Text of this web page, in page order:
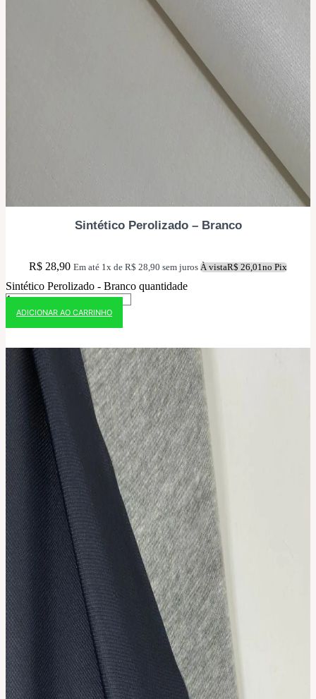
Sintético Perolizado – Branco
R$ 28,90 Em até 1x de R$ 28,90 sem juros À vistaR$ 26,01no Pix
Sintético Perolizado - Branco quantidade
ADICIONAR AO CARRINHO